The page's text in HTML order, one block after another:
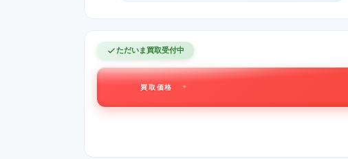
ただいま買取受付中
買取価格